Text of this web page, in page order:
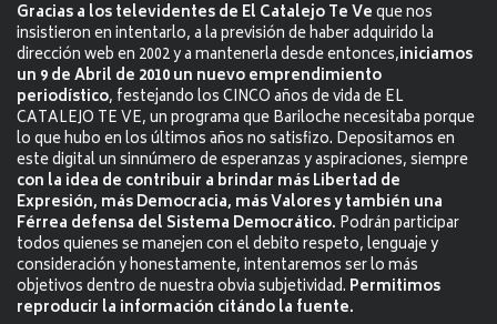
Gracias a los televidentes de El Catalejo Te Veque nos
insistieron en intentarlo, a la previsión de haber adquirido la
dirección web en 2002 y a mantenerla desde entonces,iniciamos
un 9 de Abril de 2010 un nuevo emprendimiento
periodístico, festejando los CINCO años de vida de EL
CATALEJO TE VE, un programa que Bariloche necesitaba porque
lo que hubo en los últimos años no satisfizo. Depositamos en
este digital un sinnúmero de esperanzas y aspiraciones, siempre
con la idea de contribuir a brindar más Libertad de
Expresión, más Democracia, más Valores y también una
Férrea defensa del Sistema Democrático. Podrán participar
todos quienes se manejen con el debito respeto, lenguaje y
consideración y honestamente, intentaremos ser lo más
objetivos dentro de nuestra obvia subjetividad. Permitimos
reproducir la información citándo la fuente.